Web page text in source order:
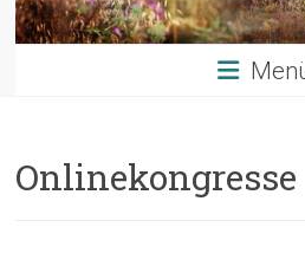
Onlinekongresse